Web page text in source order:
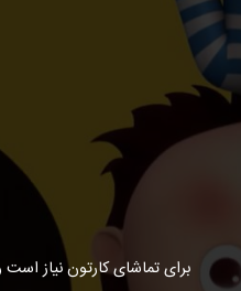
برای تماشای کارتون نیاز